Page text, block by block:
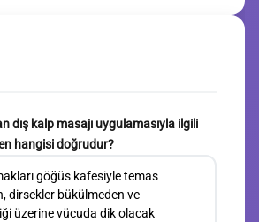
dış kalp masajı uygulamasıyla ilgili
hangisi doğrudur?
göğüs kafesiyle temas
dirsekler bükülmeden ve
üzerine vücuda dik olacak